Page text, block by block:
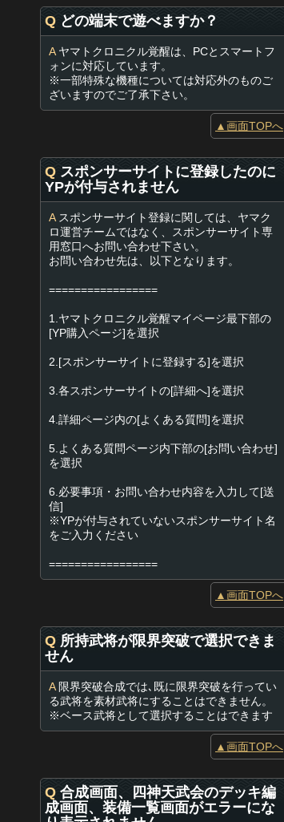
Q どの端末で遊べますか？
Aヤマトクロニクル覚醒は、PCとスマートフ
ォンに対応しています。
※一部特殊な機種については対応外のものご
ざいますのでご了承下さい。
▲画面TOPへ
Q スポンサーサイトに登録したのに
YPが付与されません
Aスポンサーサイト登録に関しては、ヤマク
ロ運営チームではなく、スポンサーサイト専
用窓口へお問い合わせ下さい。
お問い合わせ先は、以下となります。
=================
1.ヤマトクロニクル覚醒マイページ最下部の
[YP購入ページ]を選択
2.[スポンサーサイトに登録する]を選択
3.各スポンサーサイトの[詳細へ]を選択
4.詳細ページ内の[よくある質問]を選択
5.よくある質問ページ内下部の[お問い合わせ]
を選択
6.必要事項・お問い合わせ内容を入力して[送
信]
※YPが付与されていないスポンサーサイト名
をご入力ください
=================
▲画面TOPへ
Q 所持武将が限界突破で選択できま
せん
A限界突破合成では､既に限界突破を行ってい
る武将を素材武将にすることはできません。
※ベース武将として選択することはできます
▲画面TOPへ
Q 合成画面、四神天武会のデッキ編
成画面、装備一覧画面がエラーにな